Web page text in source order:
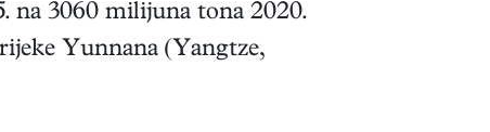
na 3060 milijuna tona 2020.
Yunnana (Yangtze,